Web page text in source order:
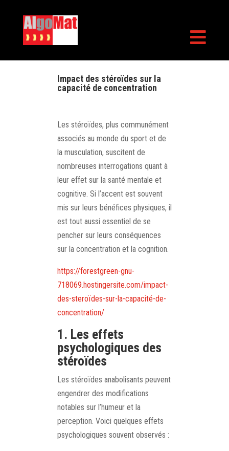

Impact des stéroïdes sur la
capacité de concentration
Les stéroïdes, plus communément
associés au monde du sport et de
la musculation, suscitent de
nombreuses interrogations quant à
leur effet sur la santé mentale et
cognitive. Si l’accent est souvent
mis sur leurs bénéfices physiques, il
est tout aussi essentiel de se
pencher sur leurs conséquences
sur la concentration et la cognition.
https://forestgreen-gnu-
718069.hostingersite.com/impact-
des-steroïdes-sur-la-capacité-de-
concentration/
1. Les effets
psychologiques des
stéroïdes
Les stéroïdes anabolisants peuvent
engendrer des modifications
notables sur l’humeur et la
perception. Voici quelques effets
psychologiques souvent observés :